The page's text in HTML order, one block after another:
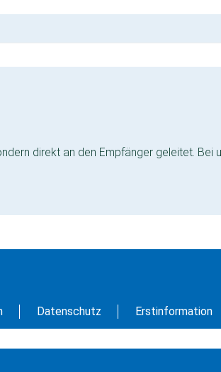
direkt an den Empfänger geleitet.
Datenschutz Erstinformation